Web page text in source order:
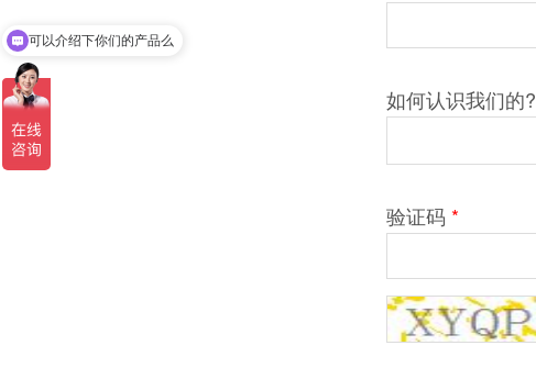
如何认识我们的?
验证码 *
可以介绍下你们的产品么